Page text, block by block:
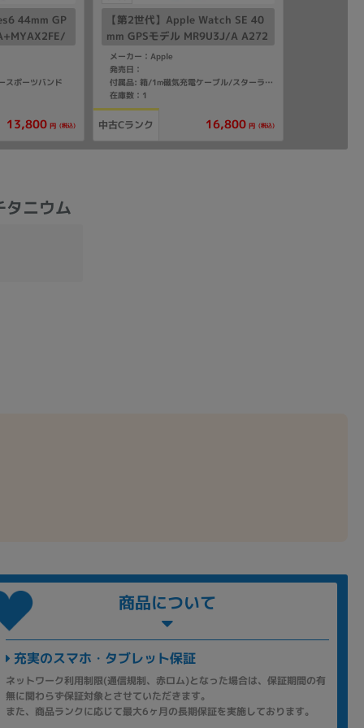
44mm GP
スポーツバンド
13,800 円 (税込)
【第2世代】Apple Watch SE 40
mm GPSモデル MR9U3J/A A272
2【スターライトアルミニウムケ
ース/スターライトスポーツバン
ド】
メーカー：Apple
発売日：
付属品: 箱/1m磁気充電ケーブル/スターライトスポーツバンド(S/M)/マニュアル
在庫数：1
中古Cランク 16,800 円 (税込)
ニウム
商品について
充実のスマホ・タブレット保証
ネットワーク利用制限(通信規制、赤ロム)となった場合は、保証期間の有
無に関わらず保証対象とさせていただきます。
また、商品ランクに応じて最大6ヶ月の長期保証を実施しております。